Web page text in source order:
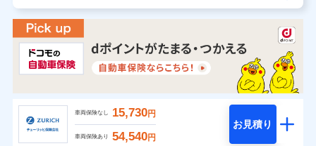
車両保険なし 15,730円
車両保険あり 54,540円
お見積り